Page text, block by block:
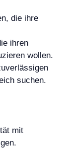
die ihre
ihren
wollen.
suchen.
mit